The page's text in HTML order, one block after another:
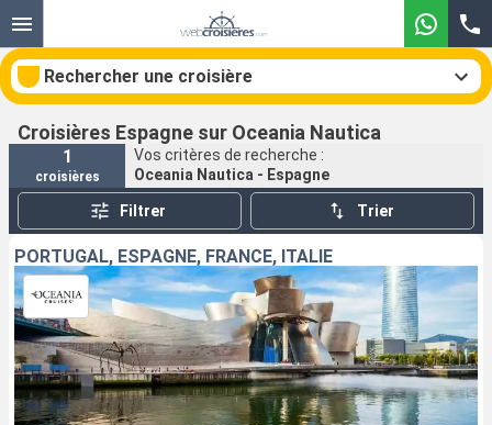
Rechercher une croisière
Nos destinations
Mois de départ
Ports Compagnies
Rechercher
Croisières Espagne sur Oceania Nautica
1
croisières
Vos critères de recherche :
Oceania Nautica - Espagne
Filtrer Trier
PORTUGAL, ESPAGNE, FRANCE, ITALIE